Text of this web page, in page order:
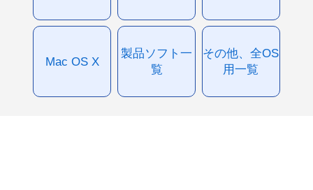
Mac OS X
製品ソフト一
覧
その他、全OS
用一覧